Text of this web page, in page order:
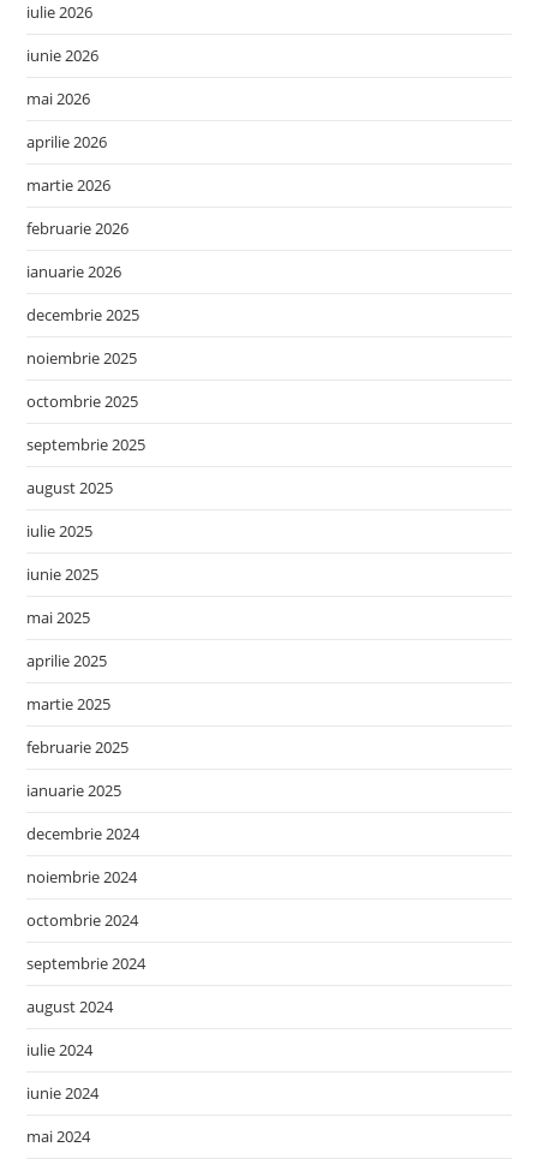
iulie 2026
iunie 2026
mai 2026
aprilie 2026
martie 2026
februarie 2026
ianuarie 2026
decembrie 2025
noiembrie 2025
octombrie 2025
septembrie 2025
august 2025
iulie 2025
iunie 2025
mai 2025
aprilie 2025
martie 2025
februarie 2025
ianuarie 2025
decembrie 2024
noiembrie 2024
octombrie 2024
septembrie 2024
august 2024
iulie 2024
iunie 2024
mai 2024